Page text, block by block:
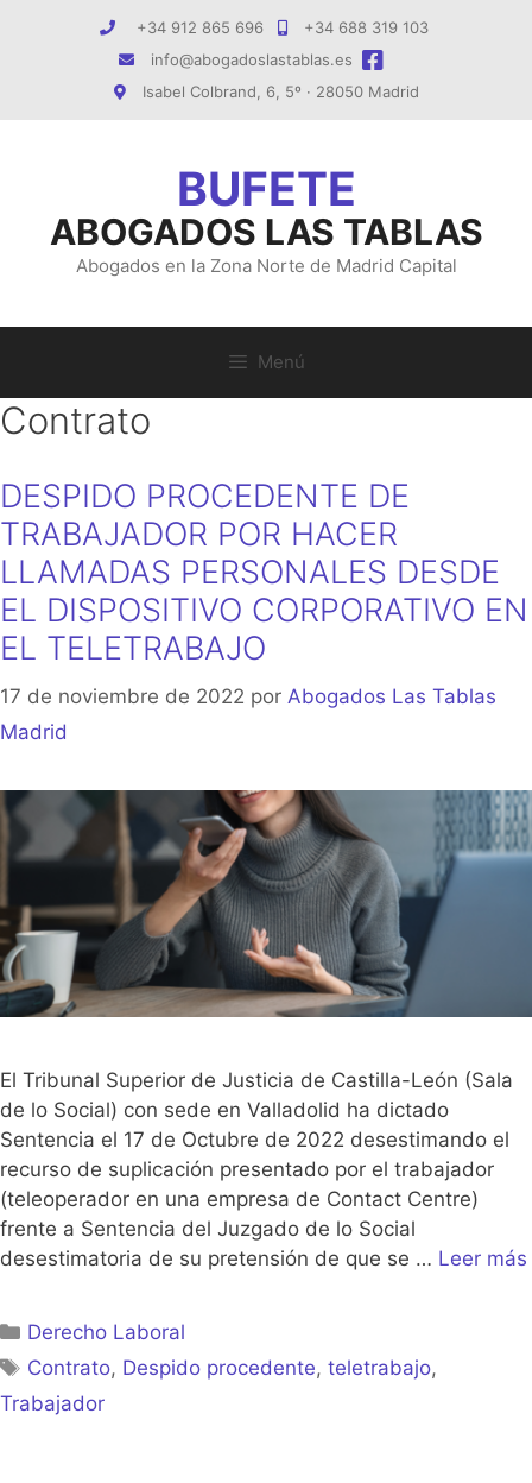
+34 912 865 696
+34 688 319 103
info@abogadoslastablas.es
Isabel Colbrand, 6, 5º · 28050 Madrid
ABOGADOS LAS TABLAS
Abogados en la Zona Norte de Madrid Capital
Menú
Contrato
DESPIDO PROCEDENTE DE
TRABAJADOR POR HACER
LLAMADAS PERSONALES DESDE
EL DISPOSITIVO CORPORATIVO EN
EL TELETRABAJO
17 de noviembre de 2022 por Abogados Las Tablas
Madrid
El Tribunal Superior de Justicia de Castilla-León (Sala
de lo Social) con sede en Valladolid ha dictado
Sentencia el 17 de Octubre de 2022 desestimando el
recurso de suplicación presentado por el trabajador
(teleoperador en una empresa de Contact Centre)
frente a Sentencia del Juzgado de lo Social
desestimatoria de su pretensión de que se … Leer más
Categorías
Derecho Laboral
Etiquetas
Contrato, Despido procedente,teletrabajo,
Trabajador